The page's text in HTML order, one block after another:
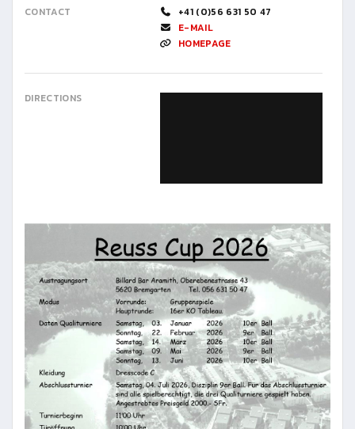
CONTACT
+41 (0)56 631 50 47
E-MAIL
HOMEPAGE
DIRECTIONS